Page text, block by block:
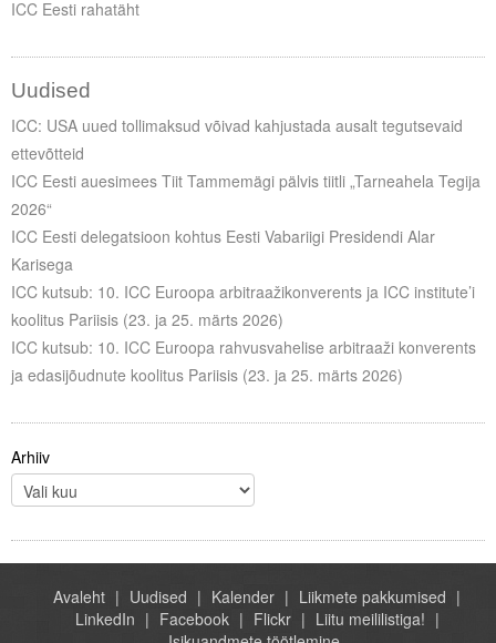
Juhendid ja väljaanded
Kontakt
Liitu meililistiga
Oskusteave
Incoterms® 2020
Abimaterjalid
Projektid
ICC Eesti rahatäht
Uudised
ICC: USA uued tollimaksud võivad kahjustada ausalt tegutsevaid
ettevõtteid
ICC Eesti auesimees Tiit Tammemägi pälvis tiitli „Tarneahela Tegija
2026“
ICC Eesti delegatsioon kohtus Eesti Vabariigi Presidendi Alar
Karisega
ICC kutsub: 10. ICC Euroopa arbitraažikonverents ja ICC institute’i
koolitus Pariisis (23. ja 25. märts 2026)
ICC kutsub: 10. ICC Euroopa rahvusvahelise arbitraaži konverents
ja edasijõudnute koolitus Pariisis (23. ja 25. märts 2026)
Arhiiv
Avaleht Uudised Kalender
Liikmete pakkumised
LinkedIn
Facebook Flickr
Liitu meililistiga!